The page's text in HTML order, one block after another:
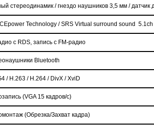
стереодинамик / гнездо наушников 3,5 мм / датчик
Technology / SRS Virtual surround sound
с RDS, запись с FM-радио
Bluetooth
/ H.263 / H.264 / DivX / XviD
(VGA 15 кадров/с)
(Обрезка/Захват кадра)